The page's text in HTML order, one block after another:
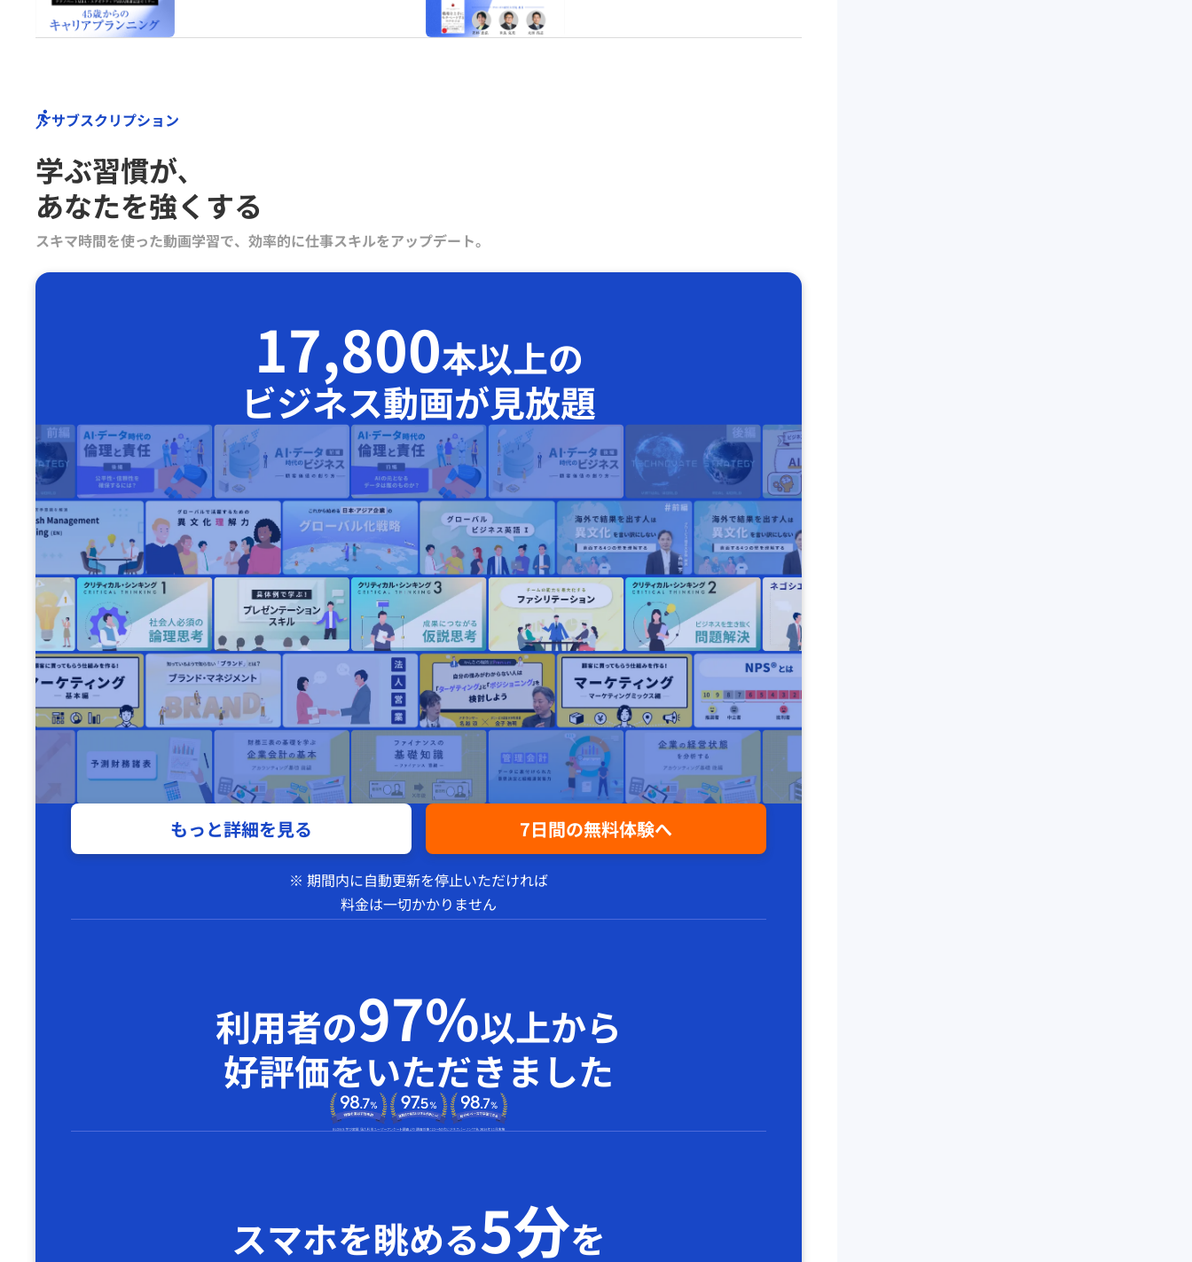
サブスクリプション
学ぶ習慣が､
あなたを強くする
スキマ時間を使った動画学習で、効率的に仕事スキルをアップデート。
17,800本以上の
ビジネス動画が見放題
7日間の無料体験へ
もっと詳細を見る
※ 期間内に自動更新を停止いただければ
料金は一切かかりません
利用者の97%以上から
好評価をいただきました
スマホを眺める5分を